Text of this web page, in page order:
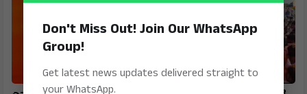
Don't Miss Out! Join Our WhatsApp
Group!
Get latest news updates delivered straight to
your WhatsApp.